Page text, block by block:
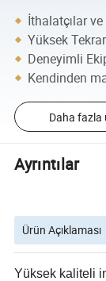
İthalatçılar
Yüksek
Deneyimli
Kendinden
Daha fazla
Ayrıntılar
Ürün Açıklaması
Yüksek kaliteli